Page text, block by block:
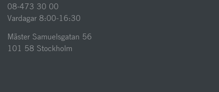
08-473 30 00
Vardagar 8:00-16:30
Mäster Samuelsgatan 56
101 58 Stockholm